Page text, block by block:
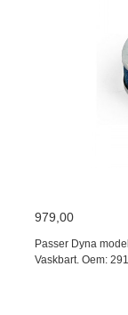
979,00
Passer Dyna
Vaskbart. Oem: